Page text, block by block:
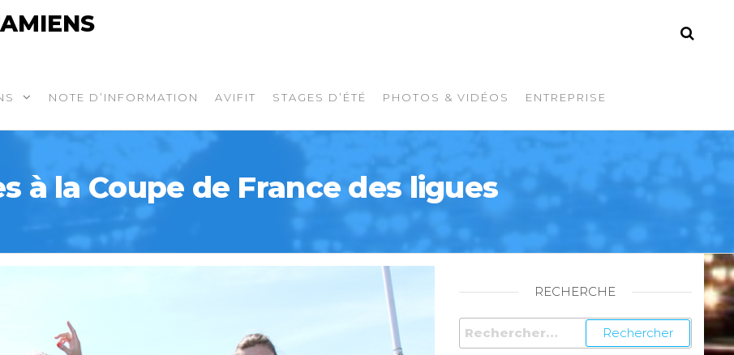
NOTE D’INFORMATION AVIFIT STAGES D’ÉTÉ PHOTOS & VIDÉOS ENTREPRISE
à la Coupe de France des ligues
RECHERCHE